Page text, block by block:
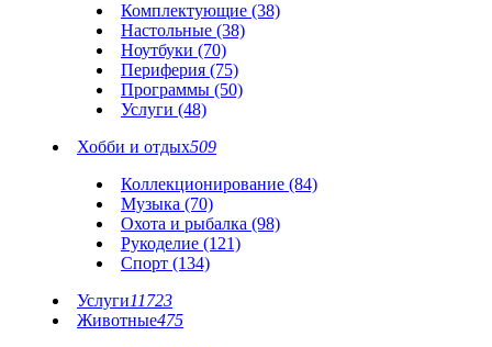
Комплектующие (38)
Настольные (38)
Ноутбуки (70)
Периферия (75)
Программы (50)
Услуги (48)
Хобби и отдых509
Коллекционирование (84)
Музыка (70)
Охота и рыбалка (98)
Рукоделие (121)
Спорт (134)
Услуги11723
Животные475